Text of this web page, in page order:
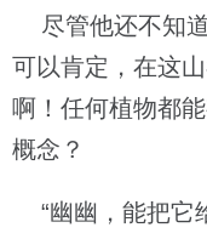
尽管他还不知
可以肯定，在这
啊！任何植物都
概念？
“幽幽，能把它